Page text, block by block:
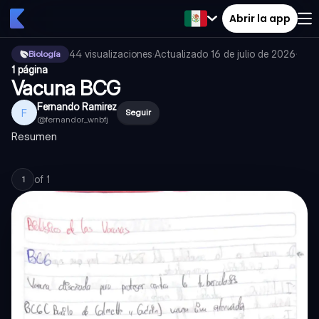
Abrir la app
Biología 44 visualizaciones·Actualizado 16 de julio de 2026·
1 página
Vacuna BCG
F Fernando Ramirez
@fernandor_wnbfj
Seguir
Resumen
1 of 1